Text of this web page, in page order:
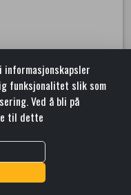
funksjonalitet slik som
Ved å bli på
til dette